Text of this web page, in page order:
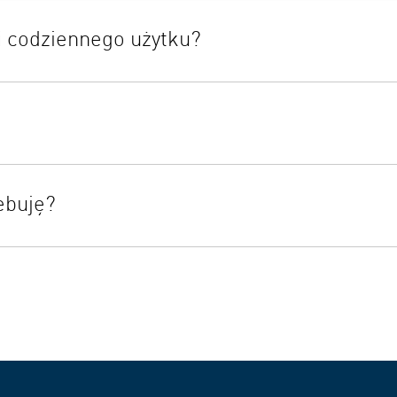
codziennego użytku?
zarówno do leczenia w domu, jak i w podróży.